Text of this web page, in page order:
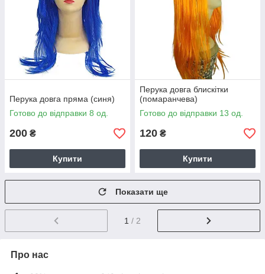
Перука довга пряма (синя)
Готово до відправки 8 од.
200 ₴
Купити
Перука довга блискітки
(помаранчева)
Готово до відправки 13 од.
120 ₴
Купити
Показати ще
1 / 2
Про нас